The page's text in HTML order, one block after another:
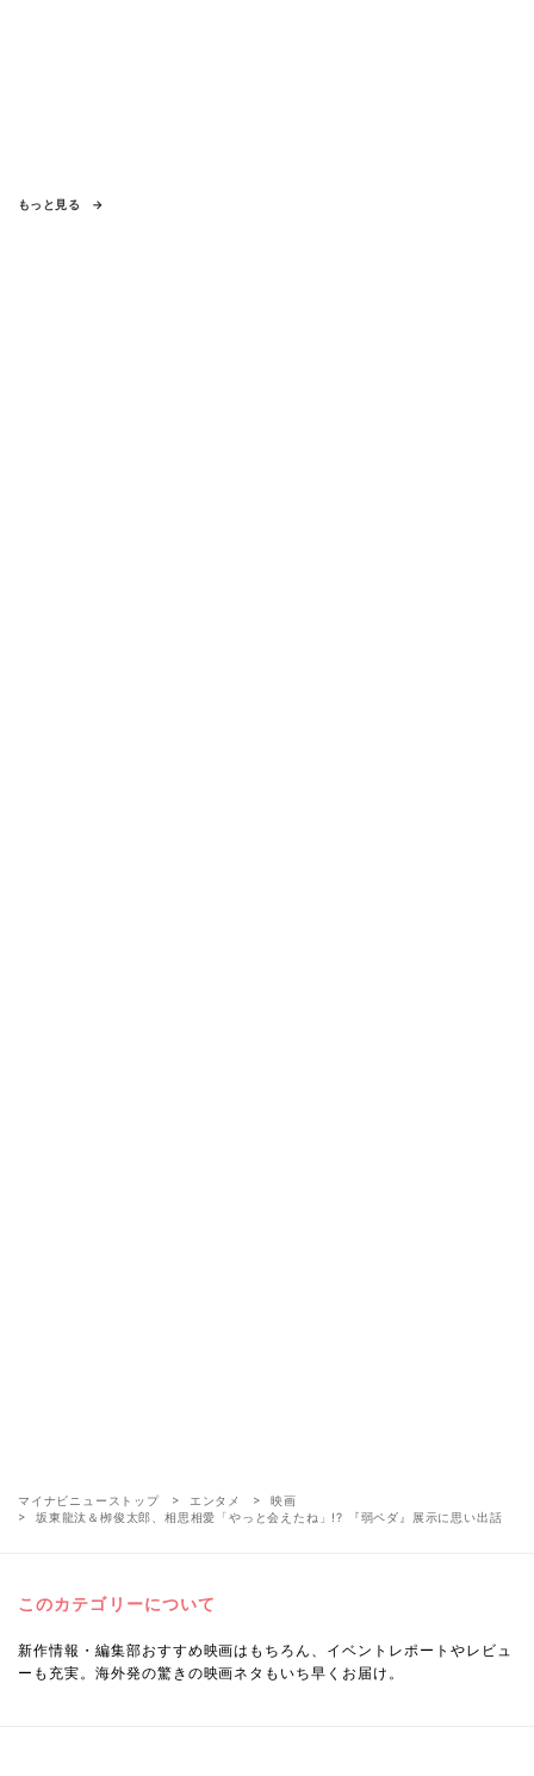
もっと見る
マイナビニューストップ エンタメ
映画
坂東龍汰＆栁俊太郎、相思相愛「やっと会えたね」!? 『弱ペダ』展示に思い出話
このカテゴリーについて
新作情報・編集部おすすめ映画はもちろん、イベントレポートやレビュ
ーも充実。海外発の驚きの映画ネタもいち早くお届け。